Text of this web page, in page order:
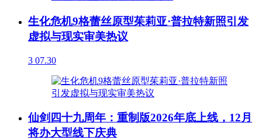
生化危机9格蕾丝原型茱莉亚·普拉特新照引发
虚拟与现实审美热议
3 07.30
仙剑四十九周年：重制版2026年底上线，12月
将办大型线下庆典